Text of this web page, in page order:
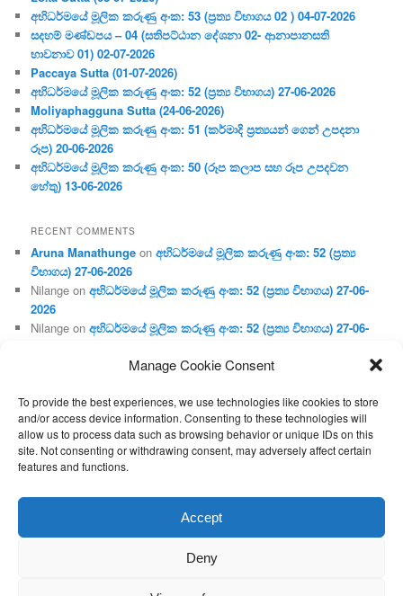
Manage Cookie Consent
To provide the best experiences, we use technologies like cookies to store
and/or access device information. Consenting to these technologies will
allow us to process data such as browsing behavior or unique IDs on this
site. Not consenting or withdrawing consent, may adversely affect certain
features and functions.
Accept
Deny
අභිධර්මයේ මූලික කරුණු අංක: 53 (ප්‍ර‍ත්‍ය විභාගය 02 ) 04-07-2026
සදහම් මණ්ඩපය – 04 (සතිපට්ඨාන දේශනා 02- ආනාපානසති
භාවනාව 01) 02-07-2026
Paccaya Sutta (01-07-2026)
අභිධර්මයේ මූලික කරුණු අංක: 52 (ප්‍ර‍ත්‍ය විභාගය) 27-06-2026
Moliyaphagguna Sutta (24-06-2026)
අභිධර්මයේ මූලික කරුණු අංක: 51 (කර්මාදි ප්‍ර‍ත්‍යයන් ගෙන් උපදනා
රූප) 20-06-2026
අභිධර්මයේ මූලික කරුණු අංක: 50 (රූප කලාප සහ රූප උපදවන
හේතු) 13-06-2026
RECENT COMMENTS
Aruna Manathunge onඅභිධර්මයේ මූලික කරුණු අංක: 52 (ප්‍ර‍ත්‍ය
විභාගය) 27-06-2026
Nilange onඅභිධර්මයේ මූලික කරුණු අංක: 52 (ප්‍ර‍ත්‍ය විභාගය) 27-06-
2026
Nilange onඅභිධර්මයේ මූලික කරුණු අංක: 52 (ප්‍ර‍ත්‍ය විභාගය) 27-06-
Aruna Manathungeonඅභිධර්මයේ මූලික කරුණු අංක: 46 (හෘදය,
Gunaratneonඅභිධර්මයේ මූලික කරුණු අංක: 46 (හෘදය, ජීවිත,
ආහාර රූප) 02-05-2026
Proudly powered by WordPress